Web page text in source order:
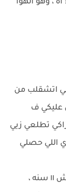
، وهو الهوا
اتشقلب من
عليكي ف
تطلعي زيي
اللي حصلي
عزيزه بحزن : كنت لسه يابنت بطني مجبتش ١١ سنه ،